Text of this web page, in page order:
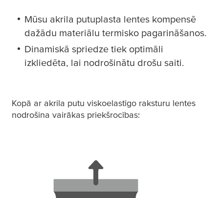
Mūsu akrila putuplasta lentes kompensē
dažādu materiālu termisko pagarināšanos.
Dinamiskā spriedze tiek optimāli
izkliedēta, lai nodrošinātu drošu saiti.
Kopā ar akrila putu viskoelastīgo raksturu lentes
nodrošina vairākas priekšrocības: